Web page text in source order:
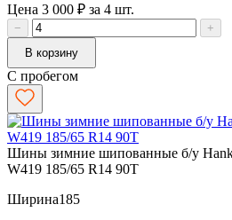
Цена 3 000 ₽ за 4 шт.
−
+
В корзину
С пробегом
Шины зимние шипованные б/у
W419 185/65 R14 90T
Ширина185